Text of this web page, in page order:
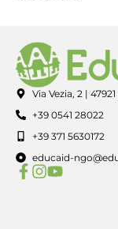
Via Vezia, 2 |
+39 0541 28022
+39 371 5630172
educaid-